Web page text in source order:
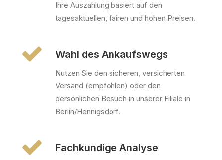
Ihre Auszahlung basiert auf den
tagesaktuellen, fairen und hohen Preisen.
Wahl des Ankaufswegs
Nutzen Sie den sicheren, versicherten
Versand (empfohlen) oder den
persönlichen Besuch in unserer Filiale in
Berlin/Hennigsdorf.
Fachkundige Analyse